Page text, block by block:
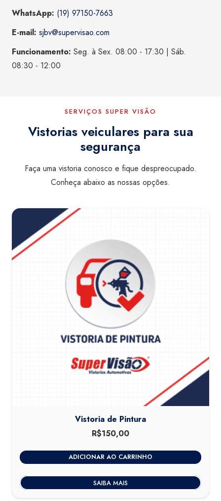
WhatsApp: (19) 97150-7663
E-mail: sjbv@supervisao.com
Funcionamento: Seg. à Sex. 08:00 - 17:30 | Sáb.
08:30 - 12:00
SERVIÇOS SUPER VISÃO
Vistorias veiculares para sua
segurança
Faça uma vistoria conosco e fique despreocupado.
Conheça abaixo as nossas opções.
Vistoria de Pintura
R$150,00
ADICIONAR AO CARRINHO
SAIBA MAIS